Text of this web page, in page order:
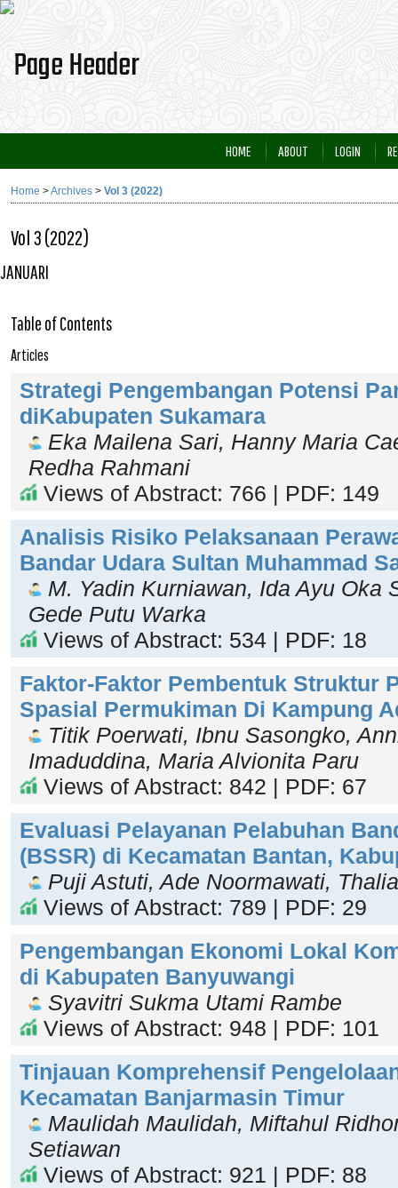
HOME ABOUT LOGIN
Home >Archives > Vol 3 (2022)
Vol 3 (2022)
JANUARI
Table of Contents
Articles
Strategi Pengembangan Potensi
diKabupaten Sukamara
Eka Mailena Sari, Hanny Maria
Redha Rahmani
Views of Abstract: 766 | PDF: 149
Analisis Risiko Pelaksanaan
Bandar Udara Sultan Muhammad
M. Yadin Kurniawan, Ida Ayu Oka
Gede Putu Warka
Views of Abstract: 534 | PDF: 18
Faktor-Faktor Pembentuk Struktur
Spasial Permukiman Di Kampung
Titik Poerwati, Ibnu Sasongko,
Imaduddina, Maria Alvionita Paru
Views of Abstract: 842 | PDF: 67
Evaluasi Pelayanan Pelabuhan
(BSSR) di Kecamatan Bantan,
Puji Astuti, Ade Noormawati,
Views of Abstract: 789 | PDF: 29
Pengembangan Ekonomi Lokal
di Kabupaten Banyuwangi
Syavitri Sukma Utami Rambe
Views of Abstract: 948 | PDF: 101
Tinjauan Komprehensif
Kecamatan Banjarmasin Timur
Maulidah Maulidah, Miftahul
Setiawan
Views of Abstract: 921 | PDF: 88